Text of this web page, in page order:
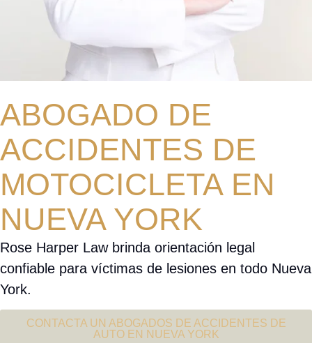
ABOGADO DE
ACCIDENTES DE
MOTOCICLETA EN
NUEVA YORK
Rose Harper Law brinda orientación legal
confiable para víctimas de lesiones en todo Nueva
York.
CONTACTA UN ABOGADOS DE ACCIDENTES DE
AUTO EN NUEVA YORK